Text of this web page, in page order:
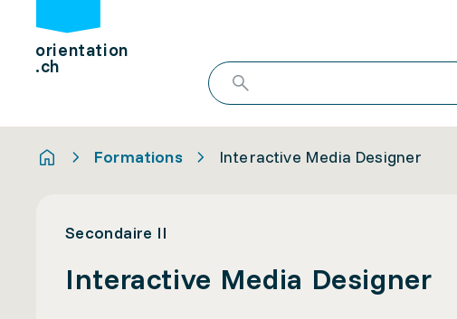
orientation
.ch
Formations Interactive Media Designer
Secondaire II
Interactive Media Designer